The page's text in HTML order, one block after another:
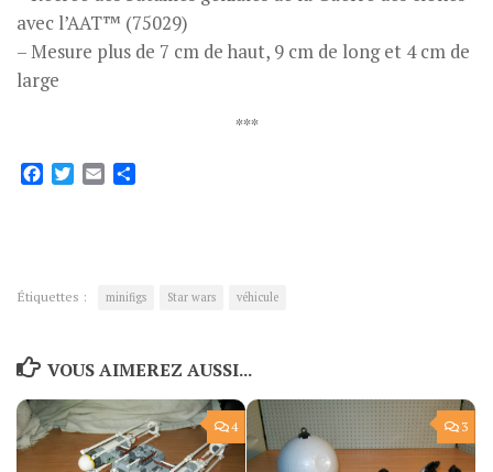
avec l’AAT™ (75029)
– Mesure plus de 7 cm de haut, 9 cm de long et 4 cm de
large
***
Facebook
Twitter
Email
Étiquettes : minifigs Star wars véhicule
VOUS AIMEREZ AUSSI...
4 3